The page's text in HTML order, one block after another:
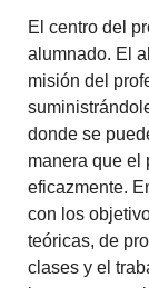
El centro del
alumnado. El
misión del
donde se
manera que el
eficazmente.
con los
teóricas, de
clases y el